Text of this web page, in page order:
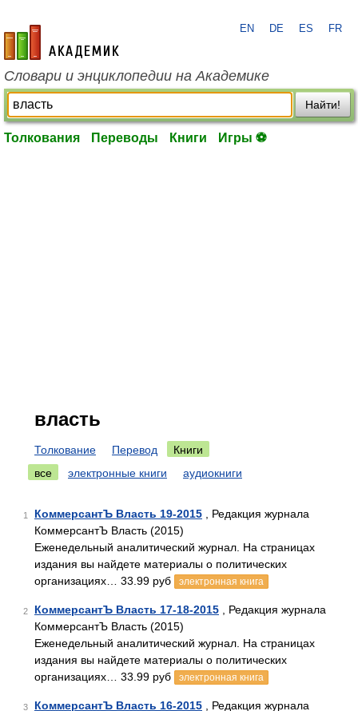
academic.ru
EN DE ES FR
Словари и энциклопедии на Академике
Найти!
Толкования Переводы Книги Игры ⚽
власть
Толкование Перевод
Книги
все
электронные книги аудиокниги
1 КоммерсантЪ Власть 19-2015 , Редакция журнала
КоммерсантЪ Власть (2015)
Еженедельный аналитический журнал. На страницах
издания вы найдете материалы о политических
организациях… 33.99 руб
электронная книга
2 КоммерсантЪ Власть 17-18-2015 , Редакция журнала
КоммерсантЪ Власть (2015)
Еженедельный аналитический журнал. На страницах
издания вы найдете материалы о политических
организациях… 33.99 руб
электронная книга
3 КоммерсантЪ Власть 16-2015 , Редакция журнала